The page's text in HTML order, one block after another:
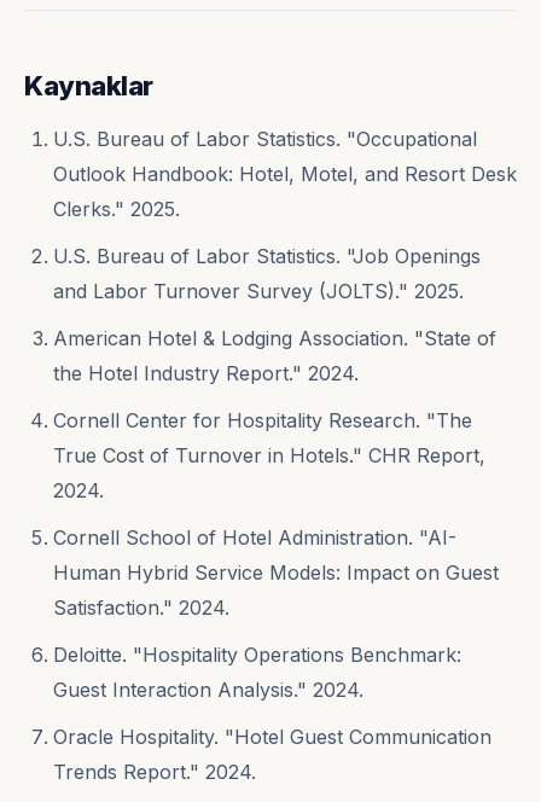
Kaynaklar
U.S. Bureau of Labor Statistics. "Occupational
Outlook Handbook: Hotel, Motel, and Resort Desk
Clerks." 2025.
U.S. Bureau of Labor Statistics. "Job Openings
and Labor Turnover Survey (JOLTS)." 2025.
American Hotel & Lodging Association. "State of
the Hotel Industry Report." 2024.
Cornell Center for Hospitality Research. "The
True Cost of Turnover in Hotels." CHR Report,
2024.
Cornell School of Hotel Administration. "AI-
Human Hybrid Service Models: Impact on Guest
Satisfaction." 2024.
Deloitte. "Hospitality Operations Benchmark:
Guest Interaction Analysis." 2024.
Oracle Hospitality. "Hotel Guest Communication
Trends Report." 2024.